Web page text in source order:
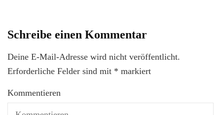
Schreibe einen Kommentar
Deine E-Mail-Adresse wird nicht veröffentlicht.
Erforderliche Felder sind mit * markiert
Kommentieren